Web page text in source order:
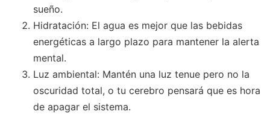
sueño.
Hidratación: El agua es mejor que las bebidas
energéticas a largo plazo para mantener la alerta
mental.
Luz ambiental: Mantén una luz tenue pero no la
oscuridad total, o tu cerebro pensará que es hora
de apagar el sistema.